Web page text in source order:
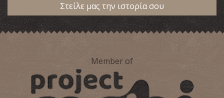
~3.1Km
Στείλε μας την ιστορία σου
Member of